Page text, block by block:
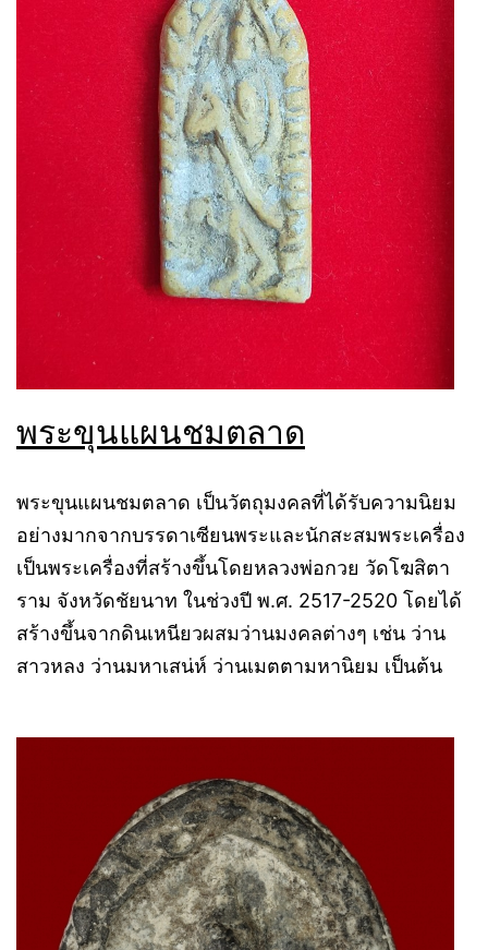
พระขุนแผนชมตลาด
พระขุนแผนชมตลาด เป็นวัตถุมงคลที่ได้รับความนิยม
อย่างมากจากบรรดาเซียนพระและนักสะสมพระเครื่อง
เป็นพระเครื่องที่สร้างขึ้นโดยหลวงพ่อกวย วัดโฆสิตา
ราม จังหวัดชัยนาท ในช่วงปี พ.ศ. 2517-2520 โดยได้
สร้างขึ้นจากดินเหนียวผสมว่านมงคลต่างๆ เช่น ว่าน
สาวหลง ว่านมหาเสน่ห์ ว่านเมตตามหานิยม เป็นต้น